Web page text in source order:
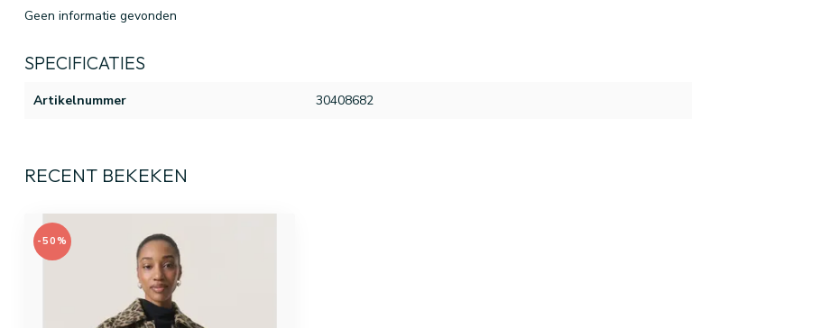
Geen informatie gevonden
SPECIFICATIES
Artikelnummer 30408682
RECENT BEKEKEN
-50%